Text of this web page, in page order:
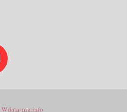
Wdata-mg.info